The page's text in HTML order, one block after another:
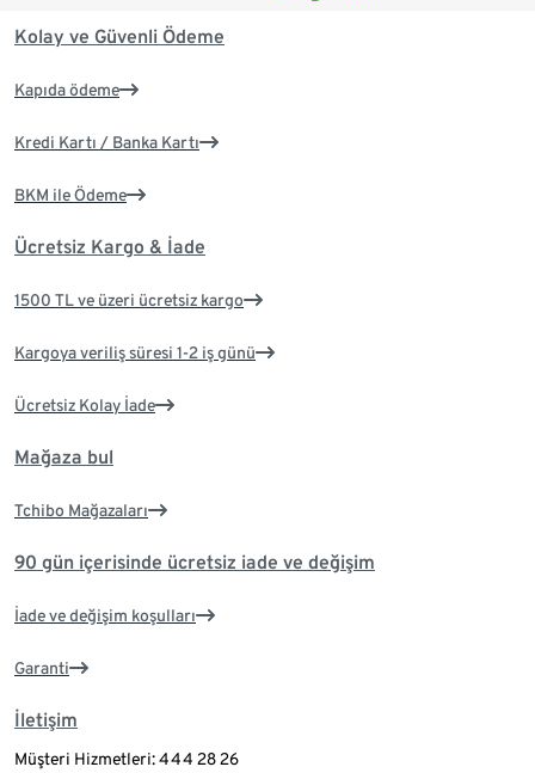
Kolay ve Güvenli Ödeme
Kapıda ödeme
Kredi Kartı / Banka Kartı
BKM ile Ödeme
Ücretsiz Kargo & İade
1500 TL ve üzeri ücretsiz kargo
Kargoya veriliş süresi 1-2 iş günü
Ücretsiz Kolay İade
Mağaza bul
Tchibo Mağazaları
90 gün içerisinde ücretsiz iade ve değişim
İade ve değişim koşulları
Garanti
İletişim
Müşteri Hizmetleri: 444 28 26